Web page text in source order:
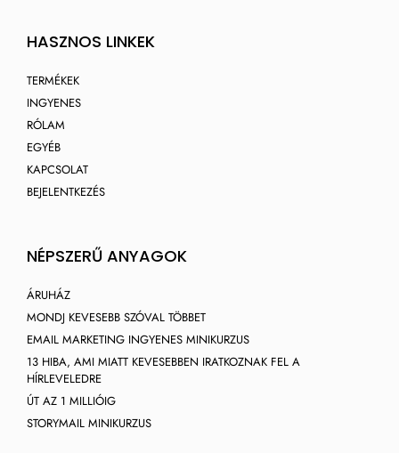
HASZNOS LINKEK
TERMÉKEK
INGYENES
RÓLAM
EGYÉB
KAPCSOLAT
BEJELENTKEZÉS
NÉPSZERŰ ANYAGOK
ÁRUHÁZ
MONDJ KEVESEBB SZÓVAL TÖBBET
EMAIL MARKETING INGYENES MINIKURZUS
13 HIBA, AMI MIATT KEVESEBBEN IRATKOZNAK FEL A
HÍRLEVELEDRE
ÚT AZ 1 MILLIÓIG
STORYMAIL MINIKURZUS